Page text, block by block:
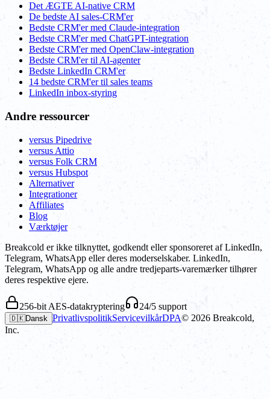
Det ÆGTE AI-native CRM
De bedste AI sales-CRM'er
Bedste CRM'er med Claude-integration
Bedste CRM'er med ChatGPT-integration
Bedste CRM'er med OpenClaw-integration
Bedste CRM'er til AI-agenter
Bedste LinkedIn CRM'er
14 bedste CRM'er til sales teams
LinkedIn inbox-styring
Andre ressourcer
versus Pipedrive
versus Attio
versus Folk CRM
versus Hubspot
Alternativer
Integrationer
Affiliates
Blog
Værktøjer
Breakcold er ikke tilknyttet, godkendt eller sponsoreret af LinkedIn,
Telegram, WhatsApp eller deres moderselskaber. LinkedIn,
Telegram, WhatsApp og alle andre tredjeparts-varemærker tilhører
deres respektive ejere.
256-bit AES-datakryptering 24/5 support
🇩🇰Dansk PrivatlivspolitikServicevilkårDPA© 2026 Breakcold,
Inc.